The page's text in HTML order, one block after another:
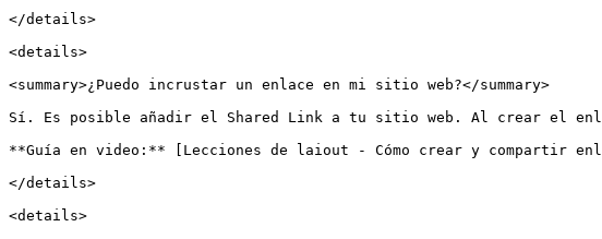
</details>
<details>
<summary>¿Puedo incrustar un enlace en mi sitio web?</summary>
Sí. Es posible añadir el Shared Link a tu sitio web. Al crear el
**Guía en video:** [Lecciones de laiout - Cómo crear y compartir
</details>
<details>